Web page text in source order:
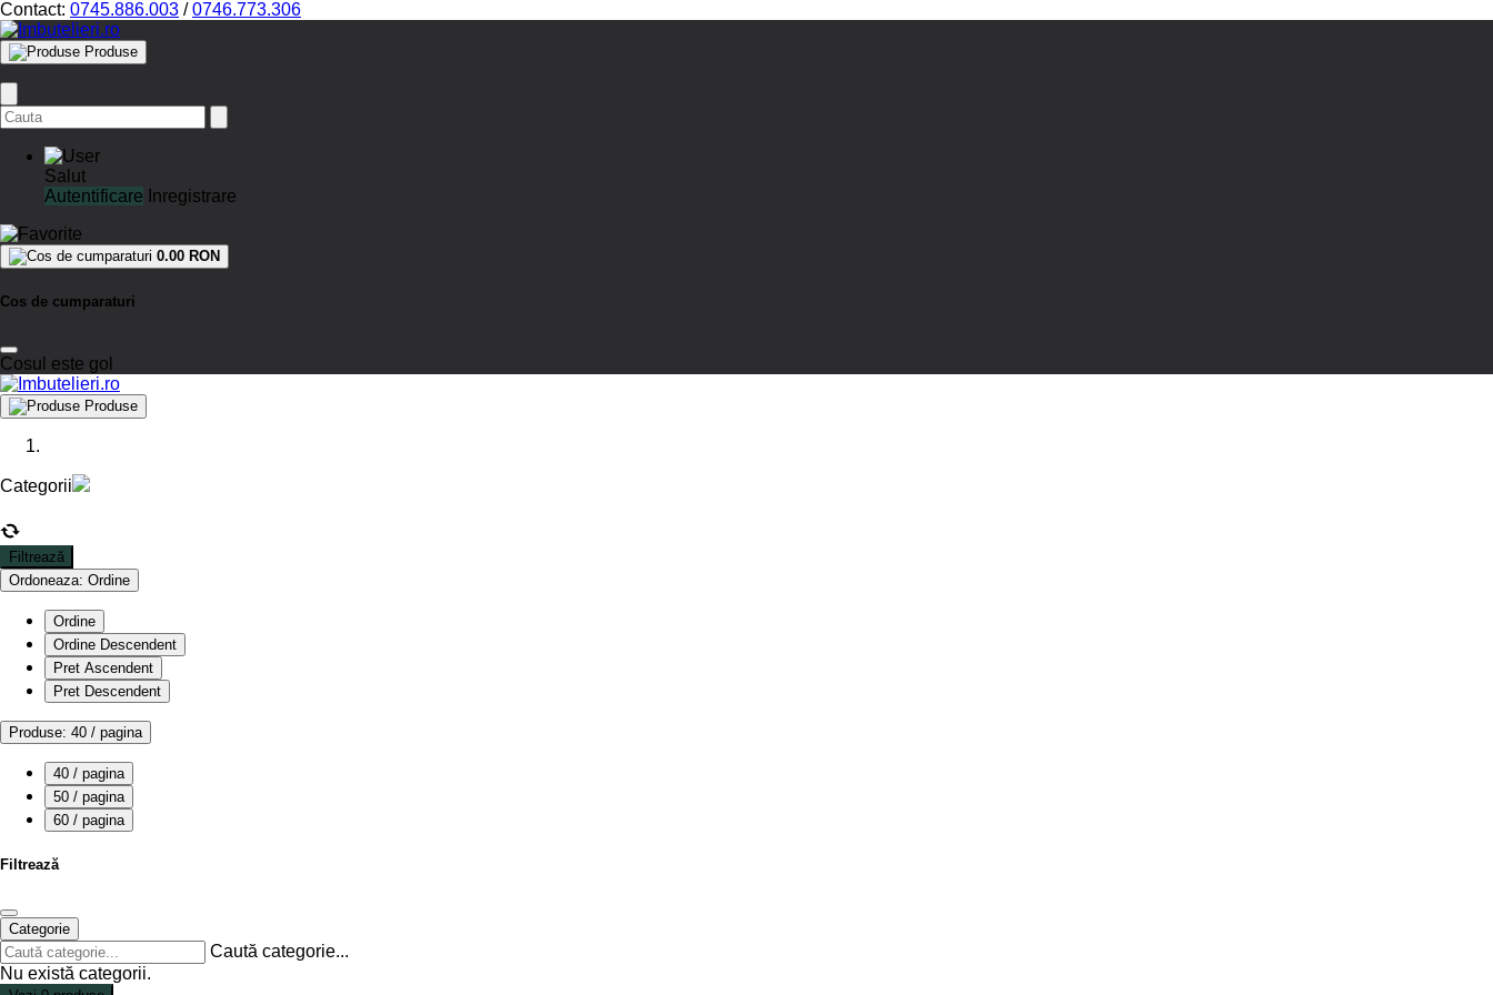
Contact: 0745.886.003 / 0746.773.306
Produse
Salut
Autentificare Inregistrare
0.00 RON
Cos de cumparaturi
Cosul este gol
Produse
Categorii
Filtrează
Ordoneaza: Ordine
Ordine
Ordine Descendent
Pret Ascendent
Pret Descendent
Produse: 40 / pagina
40 / pagina
50 / pagina
60 / pagina
Filtrează
Categorie
Caută categorie...
Nu există categorii.